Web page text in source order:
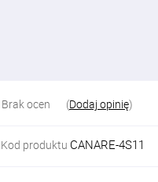
Brak ocen (Dodaj opinię)
Kod produktu CANARE-4S11